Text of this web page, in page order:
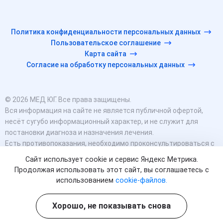
Политика конфиденциальности персональных данных
Пользовательское соглашение
Карта сайта
Согласие на обработку персональных данных
© 2026 МЕД ЮГ. Все права защищены.
Вся информация на сайте не является публичной офертой,
несёт сугубо информационный характер, и не служит для
постановки диагноза и назначения лечения.
Есть противопоказания, необходимо проконсультироваться с
мессенджерам и в соцсетях носят исключительно
информационный характер и не являются медицинскими
Оставаясь на сайте вы соглашаетесь на использование
cookies. 18+
Сайт использует cookie и сервис Яндекс Метрика.
Продолжая использовать этот сайт, вы соглашаетесь с
использованием cookie-файлов.
Хорошо, не показывать снова